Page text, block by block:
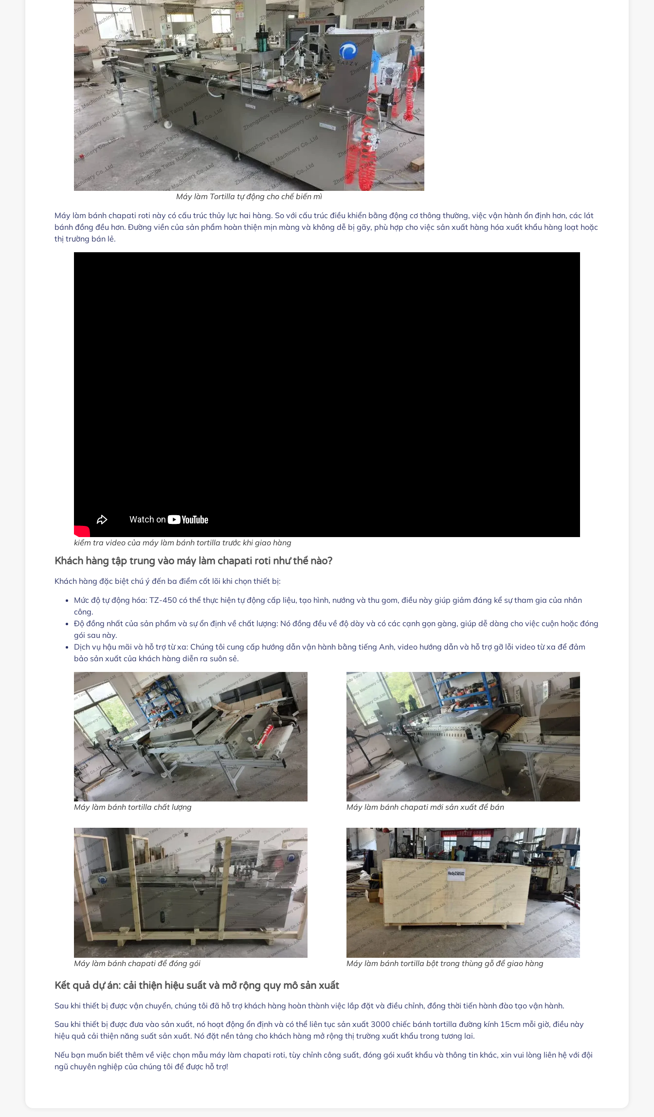
Máy làm Tortilla tự động cho chế biến mì
Máy làm bánh chapati roti này có cấu trúc thủy lực hai hàng. So với cấu trúc điều khiển bằng động cơ thông thường, việc vận hành ổn định hơn, các lát
bánh đồng đều hơn. Đường viền của sản phẩm hoàn thiện mịn màng và không dễ bị gãy, phù hợp cho việc sản xuất hàng hóa xuất khẩu hàng loạt hoặc
thị trường bán lẻ.
kiểm tra video của máy làm bánh tortilla trước khi giao hàng
Khách hàng tập trung vào máy làm chapati roti như thế nào?
Khách hàng đặc biệt chú ý đến ba điểm cốt lõi khi chọn thiết bị:
Mức độ tự động hóa: TZ-450 có thể thực hiện tự động cấp liệu, tạo hình, nướng và thu gom, điều này giúp giảm đáng kể sự tham gia của nhân
công.
Độ đồng nhất của sản phẩm và sự ổn định về chất lượng: Nó đồng đều về độ dày và có các cạnh gọn gàng, giúp dễ dàng cho việc cuộn hoặc đóng
gói sau này.
Dịch vụ hậu mãi và hỗ trợ từ xa: Chúng tôi cung cấp hướng dẫn vận hành bằng tiếng Anh, video hướng dẫn và hỗ trợ gỡ lỗi video từ xa để đảm
bảo sản xuất của khách hàng diễn ra suôn sẻ.
Máy làm bánh tortilla chất lượng Máy làm bánh chapati mới sản xuất để bán
Máy làm bánh chapati để đóng gói Máy làm bánh tortilla bột trong thùng gỗ để giao hàng
Kết quả dự án: cải thiện hiệu suất và mở rộng quy mô sản xuất
Sau khi thiết bị được vận chuyển, chúng tôi đã hỗ trợ khách hàng hoàn thành việc lắp đặt và điều chỉnh, đồng thời tiến hành đào tạo vận hành.
Sau khi thiết bị được đưa vào sản xuất, nó hoạt động ổn định và có thể liên tục sản xuất 3000 chiếc bánh tortilla đường kính 15cm mỗi giờ, điều này
hiệu quả cải thiện năng suất sản xuất. Nó đặt nền tảng cho khách hàng mở rộng thị trường xuất khẩu trong tương lai.
Nếu bạn muốn biết thêm về việc chọn mẫu máy làm chapati roti, tùy chỉnh công suất, đóng gói xuất khẩu và thông tin khác, xin vui lòng liên hệ với đội
ngũ chuyên nghiệp của chúng tôi để được hỗ trợ!